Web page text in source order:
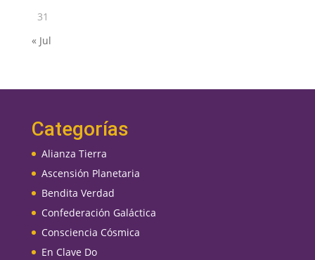
31
« Jul
Categorías
Alianza Tierra
Ascensión Planetaria
Bendita Verdad
Confederación Galáctica
Consciencia Cósmica
En Clave Do